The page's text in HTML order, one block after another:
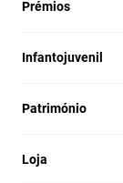
Prémios
Infantojuvenil
Património
Loja